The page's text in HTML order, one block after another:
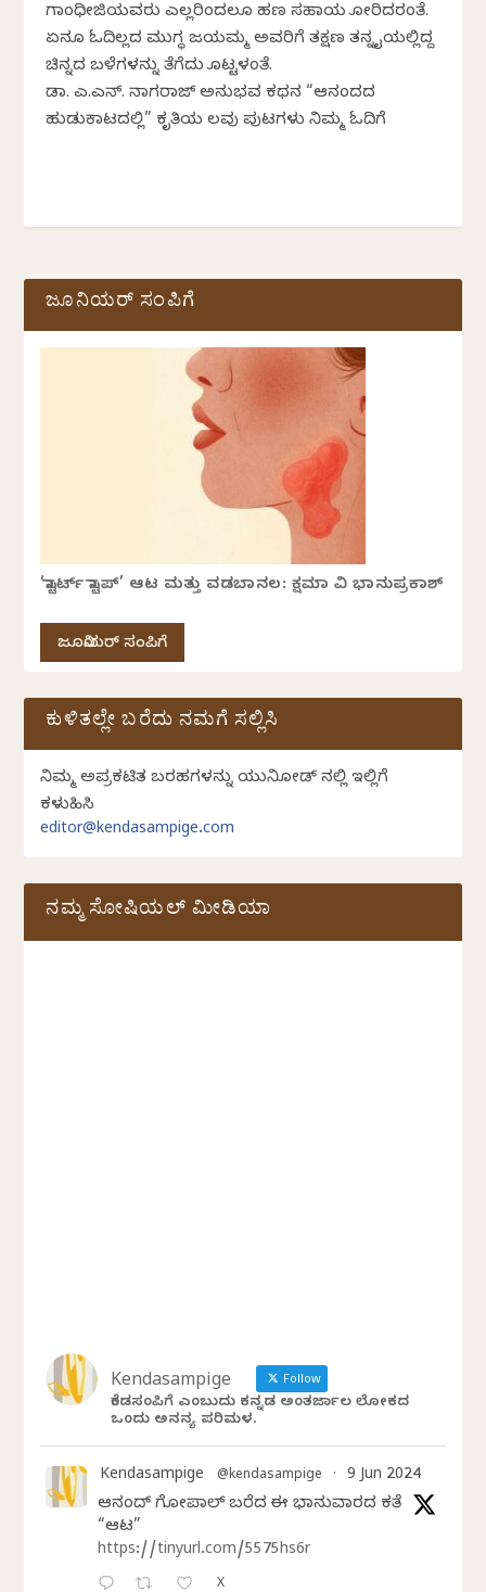
ಗಾಂಧೀಜಿಯವರು ಎಲ್ಲರಿಂದಲೂ ಹಣ ಸಹಾಯ ಕೋರಿದರಂತೆ.
ಏನೂ ಓದಿಲ್ಲದ ಮುಗ್ಧ ಜಯಮ್ಮ ಅವರಿಗೆ ತಕ್ಷಣ ತನ್ನ ಕೈಯಲ್ಲಿದ್ದ
ಚಿನ್ನದ ಬಳೆಗಳನ್ನು ತೆಗೆದು ಕೊಟ್ಟಳಂತೆ.
ಡಾ. ಎ.ಎನ್. ನಾಗರಾಜ್ ಅನುಭವ ಕಥನ “ಆನಂದದ
ಹುಡುಕಾಟದಲ್ಲಿ” ಕೃತಿಯ ಕೆಲವು ಪುಟಗಳು ನಿಮ್ಮ ಓದಿಗೆ
ಜೂನಿಯರ್ ಸಂಪಿಗೆ
‘ಸ್ಟಾರ್ಟ್ ಸ್ಟಾಪ್’ ಆಟ ಮತ್ತು ವಡಬಾನಲ: ಕ್ಷಮಾ ವಿ ಭಾನುಪ್ರಕಾಶ್
ಜೂನಿಯರ್ ಸಂಪಿಗೆ
ಕುಳಿತಲ್ಲೇ ಬರೆದು ನಮಗೆ ಸಲ್ಲಿಸಿ
ನಿಮ್ಮ ಅಪ್ರಕಟಿತ ಬರಹಗಳನ್ನು ಯುನಿಕೋಡ್ ನಲ್ಲಿ ಇಲ್ಲಿಗೆ
ಕಳುಹಿಸಿ
editor@kendasampige.com
ನಮ್ಮ ಸೋಷಿಯಲ್‌ ಮೀಡಿಯಾ
Kendasampige Follow
ಕೆಂಡಸಂಪಿಗೆ ಎಂಬುದು ಕನ್ನಡ ಅಂತರ್ಜಾಲ ಲೋಕದ
ಒಂದು ಅನನ್ಯ ಪರಿಮಳ.
Kendasampige @kendasampige · 9 Jun 2024
ಆನಂದ್‌ ಗೋಪಾಲ್‌ ಬರೆದ ಈ ಭಾನುವಾರದ ಕತೆ
“ಆಟ”
https://tinyurl.com/5575hs6r
X